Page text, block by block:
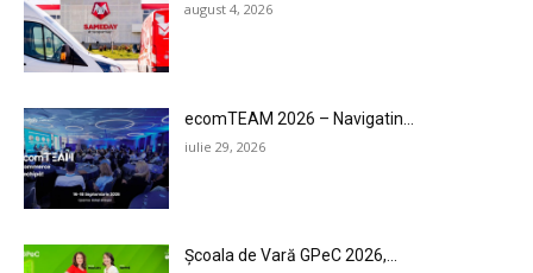
LEGAL & DP
STUDIES
CONTACT
august 4, 2026
ecomTEAM 2026 – Navigatin...
iulie 29, 2026
Școala de Vară GPeC 2026,...